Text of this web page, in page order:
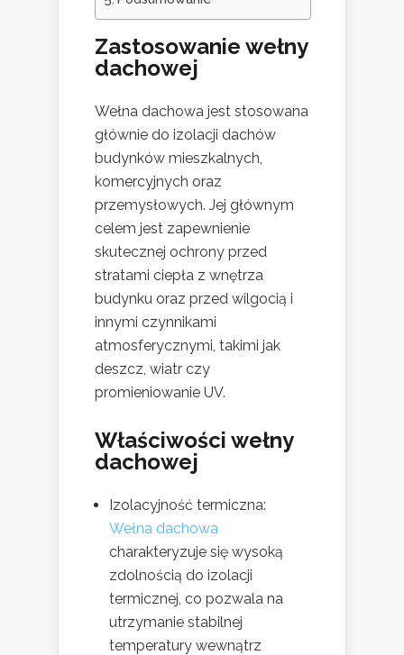
Zastosowanie wełny
dachowej
Wełna dachowa jest stosowana
głównie do izolacji dachów
budynków mieszkalnych,
komercyjnych oraz
przemysłowych. Jej głównym
celem jest zapewnienie
skutecznej ochrony przed
stratami ciepła z wnętrza
budynku oraz przed wilgocią i
innymi czynnikami
atmosferycznymi, takimi jak
deszcz, wiatr czy
promieniowanie UV.
Właściwości wełny
dachowej
Izolacyjność termiczna:
Wełna dachowa
charakteryzuje się wysoką
zdolnością do izolacji
termicznej, co pozwala na
utrzymanie stabilnej
temperatury wewnątrz